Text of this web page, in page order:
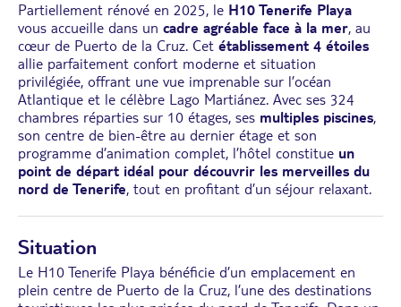
Partiellement rénové en 2025, le H10 Tenerife Playa
vous accueille dans un cadre agréable face à la mer, au
cœur de Puerto de la Cruz. Cet établissement 4 étoiles
allie parfaitement confort moderne et situation
privilégiée, offrant une vue imprenable sur l’océan
Atlantique et le célèbre Lago Martiánez. Avec ses 324
chambres réparties sur 10 étages, ses multiples piscines,
son centre de bien-être au dernier étage et son
programme d’animation complet, l’hôtel constitue un
point de départ idéal pour découvrir les merveilles du
nord de Tenerife, tout en profitant d’un séjour relaxant.
Situation
Le H10 Tenerife Playa bénéficie d’un emplacement en
plein centre de Puerto de la Cruz, l’une des destinations